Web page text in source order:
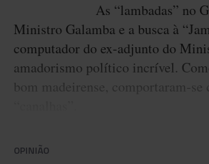
As “lambadas” no
Ministro Galamba e a busca à
computador do ex-adjunto do
amadorismo político incrível.
bom madeirense, comportaram-se
OPINIÃO